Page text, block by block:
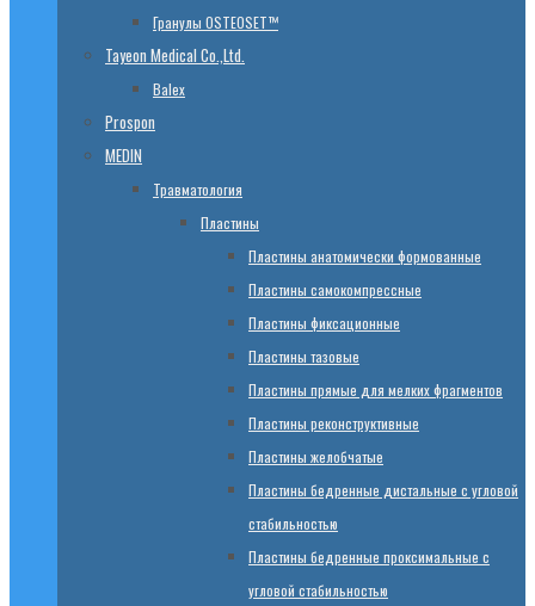
Гранулы OSTEOSET™
Tayeon Medical Co.,Ltd.
Balex
Prospon
MEDIN
Травматология
Пластины
Пластины анатомически формованные
Пластины самокомпрессные
Пластины фиксационные
Пластины тазовые
Пластины прямые для мелких фрагментов
Пластины реконструктивные
Пластины желобчатые
Пластины бедренные дистальные с угловой
стабильностью
Пластины бедренные проксимальные с
угловой стабильностью